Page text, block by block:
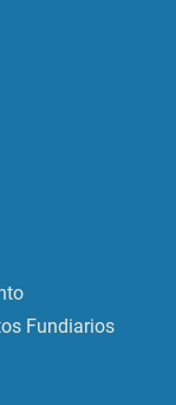
Fundiarios